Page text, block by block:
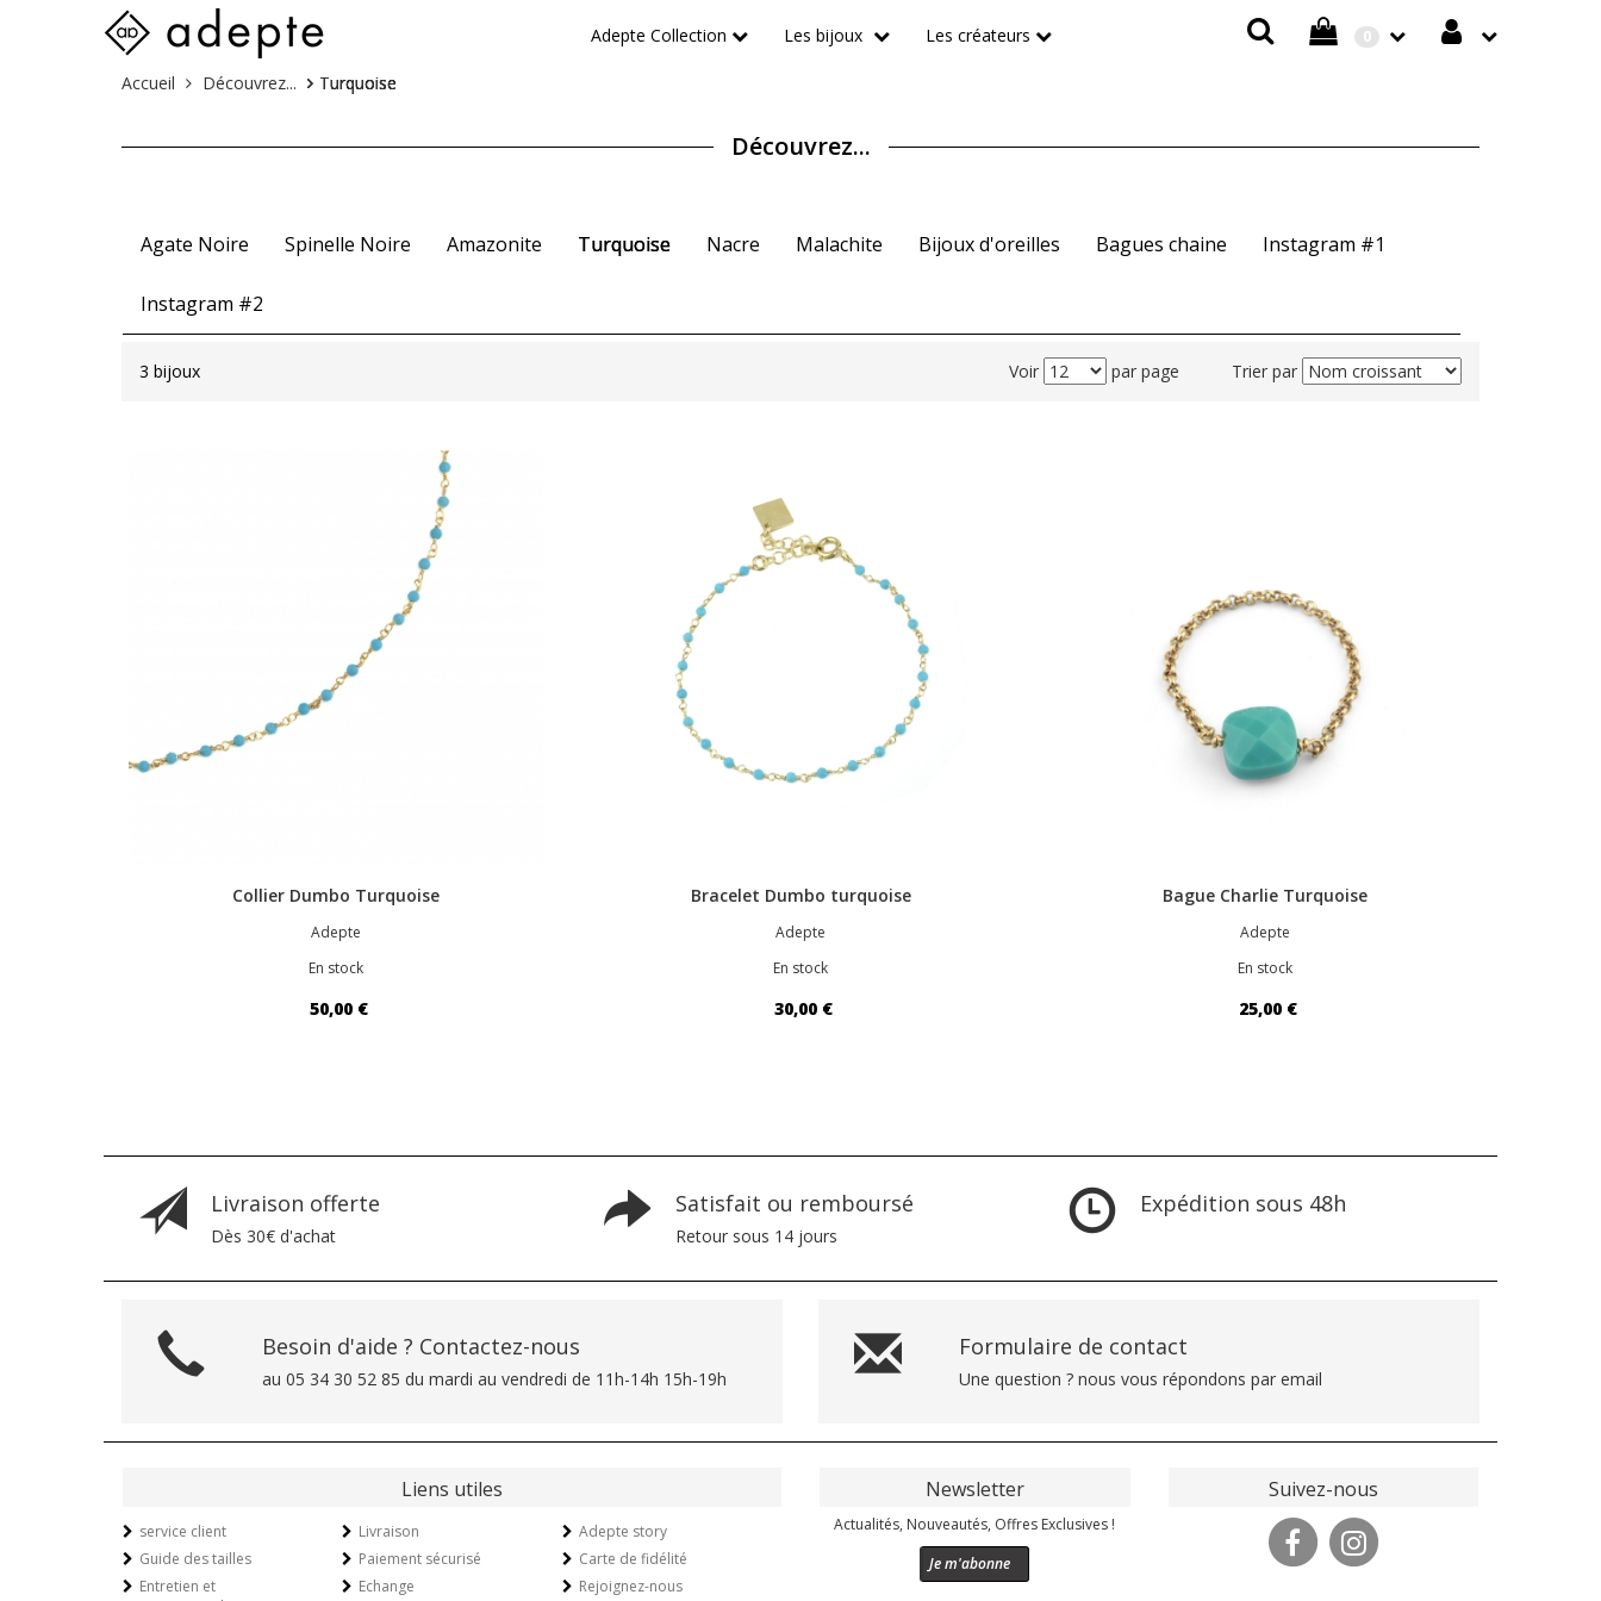
0
Adepte Collection Les bijoux Les créateurs
Vous
Accueil Découvrez... Turquoise
Découvrez...
Agate Noire Spinelle Noire Amazonite Turquoise Nacre Malachite Bijoux d'oreilles Bagues chaine Instagram #1
Instagram #2
3 bijoux Voir par page Trier par
Collier Dumbo Turquoise
Adepte
En stock
50,00 €
Bracelet Dumbo turquoise
Adepte
En stock
30,00 €
Bague Charlie Turquoise
Adepte
En stock
25,00 €
Livraison offerte
Dès 30€ d'achat
Satisfait ou remboursé
Retour sous 14 jours
Expédition sous 48h
Besoin d'aide ? Contactez-nous
au 05 34 30 52 85 du mardi au vendredi de 11h-14h 15h-19h
Formulaire de contact
Une question ? nous vous répondons par email
Liens utiles
service client
Guide des tailles
Entretien et
Livraison
Paiement sécurisé
Echange
Adepte story
Carte de fidélité
Rejoignez-nous
Newsletter
Actualités, Nouveautés, Offres Exclusives !
Je m'abonne
Suivez-nous